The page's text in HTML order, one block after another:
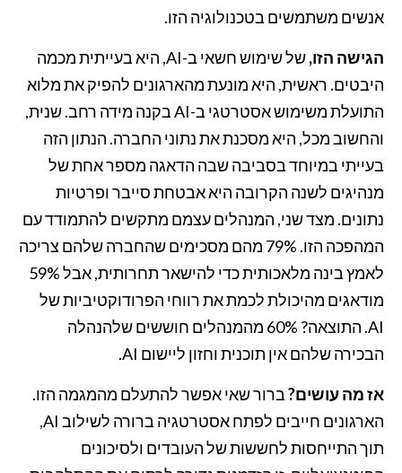
אנשים משתמשים בטכנולוגיה הזו.
הגישה הזו,
של שימוש חשאי ב-AI, היא בעייתית מכמה
היבטים. ראשית, היא מונעת מהארגונים להפיק את מלוא
התועלת משימוש אסטרטגי ב-AI בקנה מידה רחב. שנית,
והחשוב מכל, היא מסכנת את נתוני החברה. הנתון הזה
בעייתי במיוחד בסביבה שבה הדאגה מספר אחת של
מנהיגים לשנה הקרובה היא אבטחת סייבר ופרטיות
נתונים. מצד שני, המנהלים עצמם מתקשים להתמודד עם
המהפכה הזו. 79% מהם מסכימים שהחברה שלהם צריכה
לאמץ בינה מלאכותית כדי להישאר תחרותית, אבל 59%
מודאגים מהיכולת לכמת את רווחי הפרודוקטיביות של
AI. התוצאה? 60% מהמנהלים חוששים שלהנהלה
הבכירה שלהם אין תוכנית וחזון ליישום AI.
אז מה עושים?ברור שאי אפשר להתעלם מהמגמה הזו.
הארגונים חייבים לפתח אסטרטגיה ברורה לשילוב AI,
תוך התייחסות לחששות של העובדים ולסיכונים